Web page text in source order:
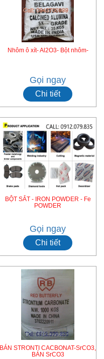
Nhôm ô xít- Al2O3- Bột nhôm-
Gọi ngay
Chi tiết
BỘT SẮT - IRON POWDER - Fe
POWDER
Gọi ngay
Chi tiết
BÁN STRONTI CACBONAT-SrCO3,
BÁN SrCO3